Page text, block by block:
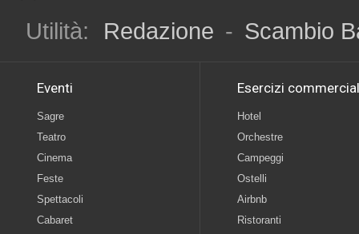
Utilità:
Redazione - Scambio
Eventi
Sagre
Teatro
Cinema
Feste
Spettacoli
Cabaret
Esercizi
Hotel
Orchestre
Campeggi
Ostelli
Airbnb
Ristoranti